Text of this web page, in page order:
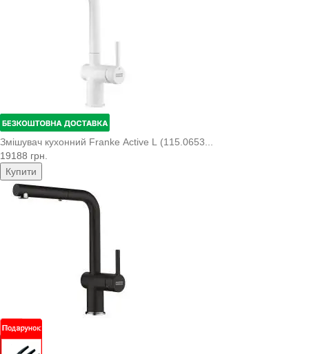
Змішувач кухонний Franke Active L (115.0653...
19188 грн.
Купити